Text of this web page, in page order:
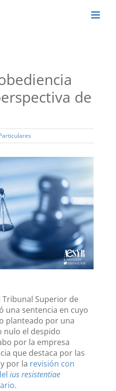
de
Tribunal Superior de
una sentencia en cuyo
planteado por una
nulo el despido
por la empresa
que destaca por las
por la revisión con
ius resistentiae
.